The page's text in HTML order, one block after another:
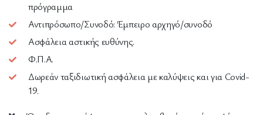
πρόγραμμα
Αντιπρόσωπο/Συνοδό: Έμπειρο αρχηγό/συνοδό
Ασφάλεια αστικής ευθύνης.
Φ.Π.Α.
Δωρεάν ταξιδιωτική ασφάλεια με καλύψεις και για Covid-
19.